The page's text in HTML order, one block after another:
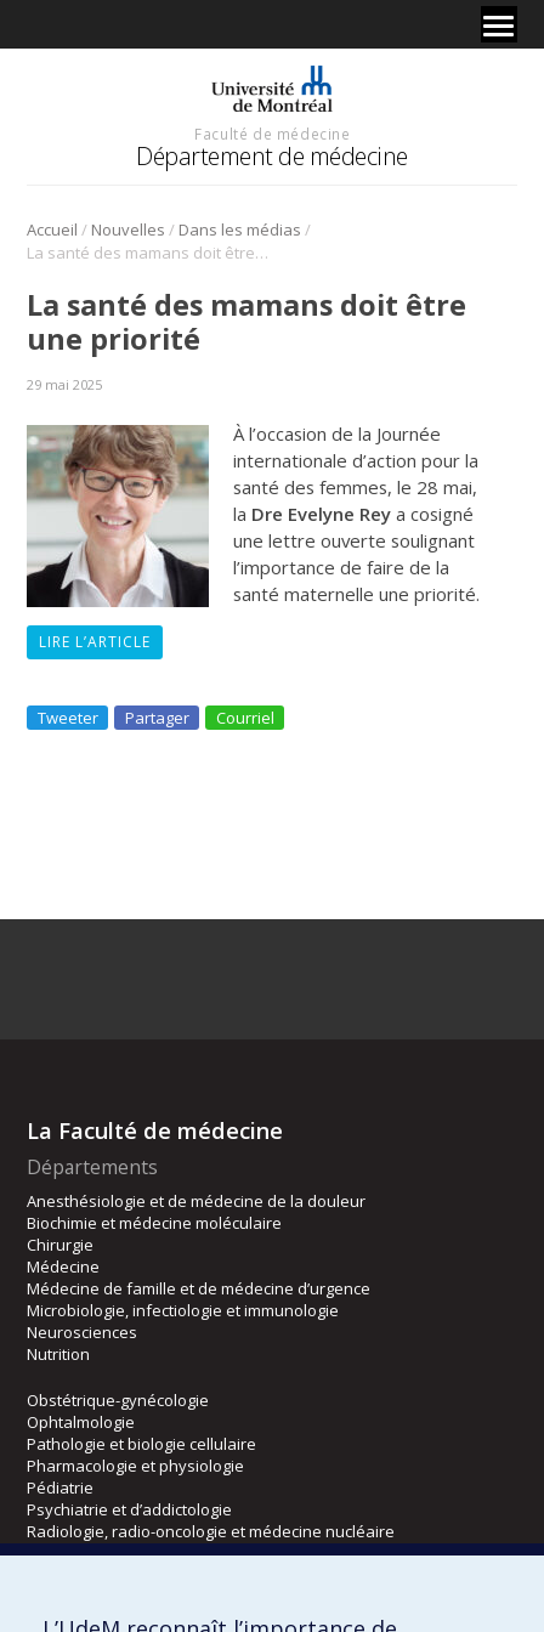
Faculté de médecine
Département de médecine
Accueil / Nouvelles / Dans les médias /
La santé des mamans doit être une priorité
La santé des mamans doit être
une priorité
29 mai 2025
À l’occasion de la Journée
internationale d’action pour la
santé des femmes, le 28 mai,
la Dre Evelyne Rey a cosigné
une lettre ouverte soulignant
l’importance de faire de la
santé maternelle une priorité.
LIRE L’ARTICLE
Tweeter Partager Courriel
La Faculté de médecine
Départements
Anesthésiologie et de médecine de la douleur
Biochimie et médecine moléculaire
Chirurgie
Médecine
Médecine de famille et de médecine d’urgence
Microbiologie, infectiologie et immunologie
Neurosciences
Nutrition
Obstétrique-gynécologie
Ophtalmologie
Pathologie et biologie cellulaire
Pharmacologie et physiologie
Pédiatrie
Psychiatrie et d’addictologie
Radiologie, radio-oncologie et médecine nucléaire